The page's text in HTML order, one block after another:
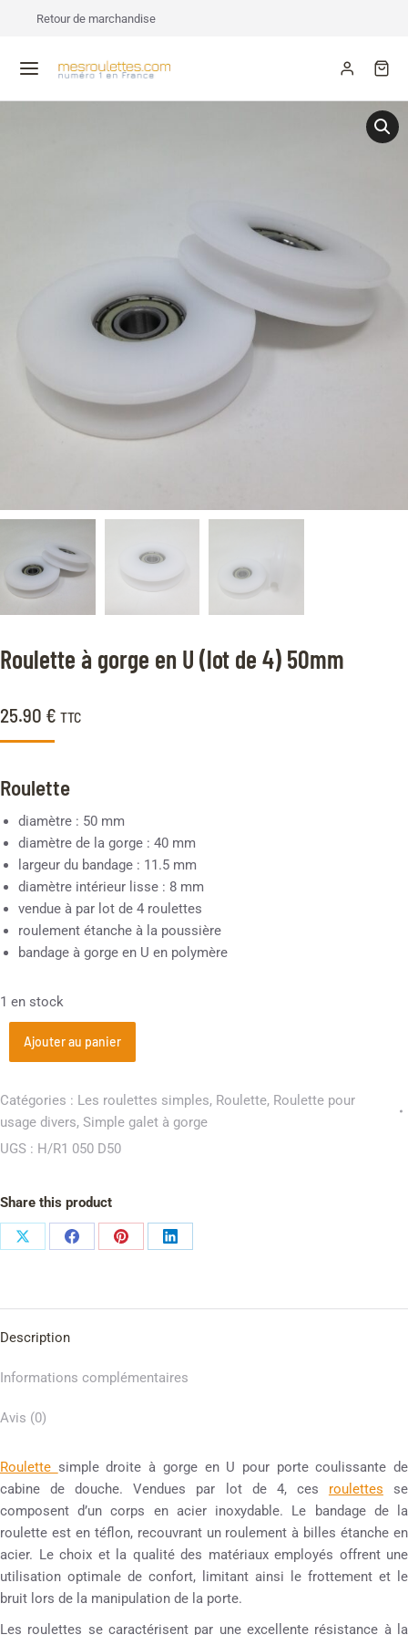
Retour de marchandise
Roulette à gorge en U (lot de 4) 50mm
25.90 € TTC
Roulette
diamètre : 50 mm
diamètre de la gorge : 40 mm
largeur du bandage : 11.5 mm
diamètre intérieur lisse : 8 mm
vendue à par lot de 4 roulettes
roulement étanche à la poussière
bandage à gorge en U en polymère
1 en stock
Ajouter au panier
Catégories : Les roulettes simples, Roulette, Roulette pour
usage divers, Simple galet à gorge
UGS : H/R1 050 D50
Share this product
Description
Informations complémentaires
Avis (0)
Roulette simple droite à gorge en U pour porte coulissante de
cabine de douche. Vendues par lot de 4, ces roulettes se
composent d’un corps en acier inoxydable. Le bandage de la
roulette est en téflon, recouvrant un roulement à billes étanche en
acier. Le choix et la qualité des matériaux employés offrent une
utilisation optimale de confort, limitant ainsi le frottement et le
bruit lors de la manipulation de la porte.
Les roulettes se caractérisent par une excellente résistance à la